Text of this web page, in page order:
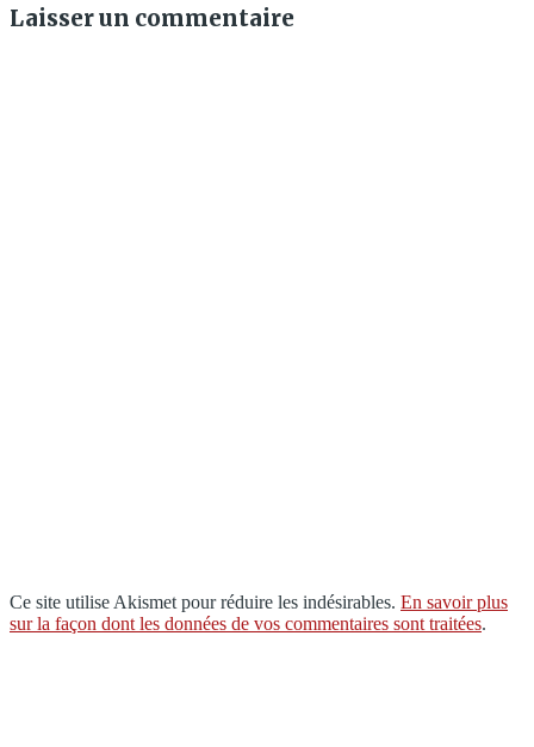
Laisser un commentaire
Ce site utilise Akismet pour réduire les indésirables. En savoir plus
sur la façon dont les données de vos commentaires sont traitées.